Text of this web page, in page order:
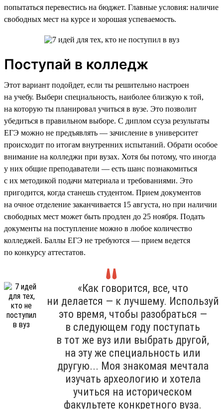
попытаться перевестись на бюджет. Главные условия: наличие
свободных мест на курсе и хорошая успеваемость.
Поступай в колледж
Этот вариант подойдет, если ты решительно настроен
на учебу. Выбери специальность, наиболее близкую к той,
на которую ты планировал учиться в вузе. Это позволит
убедиться в правильном выборе. С диплом ссуза результаты
ЕГЭ можно не предъявлять — зачисление в университет
происходит по итогам внутренних испытаний. Обрати особое
внимание на колледжи при вузах. Хотя бы потому, что иногда
у них общие преподаватели — есть шанс познакомиться
с их методикой подачи материала и требованиями. Это
пригодится, когда станешь студентом. Прием документов
на очное отделение заканчивается 15 августа, но при наличии
свободных мест может быть продлен до 25 ноября. Подать
документы на поступление можно в любое количество
колледжей. Баллы ЕГЭ не требуются — прием ведется
по конкурсу аттестатов.
«Как говорится, все, что
ни делается — к лучшему. Используй
это время, чтобы разобраться —
в следующем году поступать
в тот же вуз или выбрать другой,
на эту же специальность или
другую... Моя знакомая мечтала
изучать археологию и хотела
учиться на историческом
факультете конкретного вуза.